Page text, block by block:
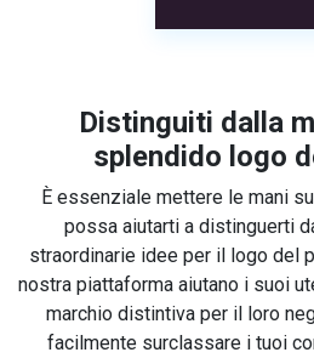
Distinguiti dalla
splendido logo
È essenziale mettere le mani
possa aiutarti a distinguerti
straordinarie idee per il logo del
nostra piattaforma aiutano i suoi
marchio distintiva per il loro
facilmente surclassare i tuoi